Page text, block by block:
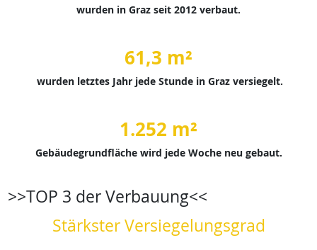
wurden in Graz seit 2012 verbaut.
61,3 m²
wurden letztes Jahr jede Stunde in Graz versiegelt.
1.252 m²
Gebäudegrundfläche wird jede Woche neu gebaut.
>>TOP 3 der Verbauung<<
Stärkster Versiegelungsgrad